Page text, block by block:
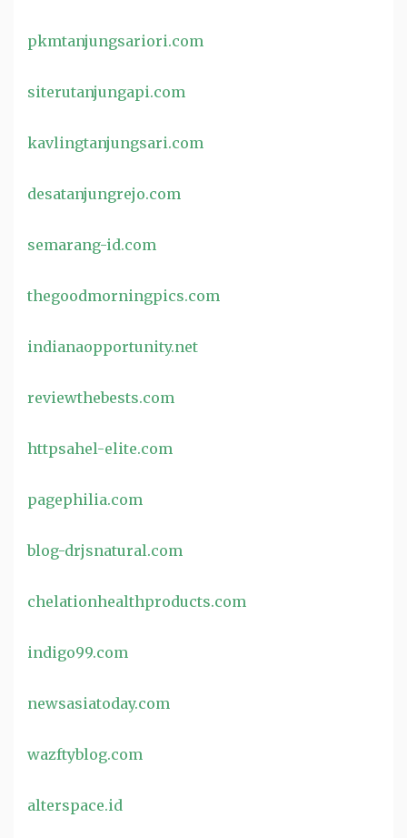
pkmtanjungsariori.com
siterutanjungapi.com
kavlingtanjungsari.com
desatanjungrejo.com
semarang-id.com
thegoodmorningpics.com
indianaopportunity.net
reviewthebests.com
httpsahel-elite.com
pagephilia.com
blog-drjsnatural.com
chelationhealthproducts.com
indigo99.com
newsasiatoday.com
wazftyblog.com
alterspace.id